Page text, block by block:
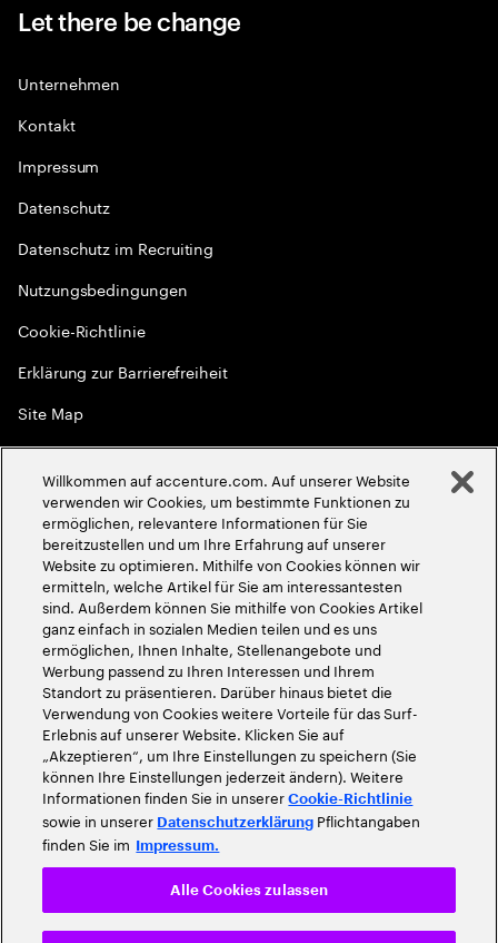
Let there be change
Unternehmen
Kontakt
Impressum
Datenschutz
Datenschutz im Recruiting
Nutzungsbedingungen
Cookie-Richtlinie
Erklärung zur Barrierefreiheit
Site Map
Globale Meritokratie
2026Accenture. Alle Rechte vorbehalten
Willkommen auf accenture.com. Auf unserer Website
verwenden wir Cookies, um bestimmte Funktionen zu
ermöglichen, relevantere Informationen für Sie
bereitzustellen und um Ihre Erfahrung auf unserer
Website zu optimieren. Mithilfe von Cookies können wir
ermitteln, welche Artikel für Sie am interessantesten
sind. Außerdem können Sie mithilfe von Cookies Artikel
ganz einfach in sozialen Medien teilen und es uns
ermöglichen, Ihnen Inhalte, Stellenangebote und
Werbung passend zu Ihren Interessen und Ihrem
Standort zu präsentieren. Darüber hinaus bietet die
Verwendung von Cookies weitere Vorteile für das Surf-
Erlebnis auf unserer Website. Klicken Sie auf
„Akzeptieren“, um Ihre Einstellungen zu speichern (Sie
können Ihre Einstellungen jederzeit ändern). Weitere
Informationen finden Sie in unsererCookie-Richtlinie
sowie in unserer Datenschutzerklärung Pflichtangaben
finden Sie im Impressum.
Alle Cookies zulassen